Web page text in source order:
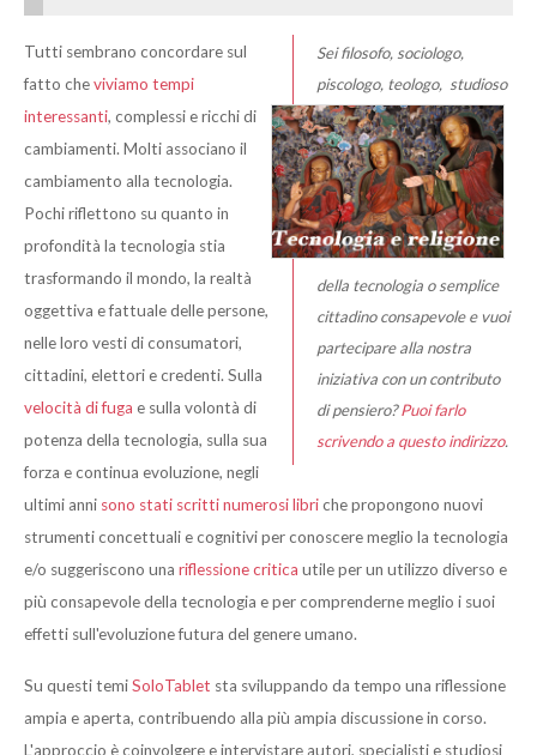
Sei filosofo, sociologo,
piscologo, teologo, studioso
della tecnologia osemplice
cittadino consapevole e vuoi
partecipare alla nostra
iniziativa con un contributo
di pensiero?Puoi farlo
scrivendo a questo indirizzo.
Tutti sembrano concordare sul
fatto cheviviamo tempi
interessanti, complessi e ricchi di
cambiamenti. Molti associano il
cambiamento alla tecnologia.
Pochi riflettono su quanto in
profondità la tecnologia stia
trasformando il mondo, la realtà
oggettiva e fattuale delle persone,
nelle loro vesti di consumatori,
cittadini, elettori e credenti. Sulla
velocità di fuga e sulla volontà di
potenza della tecnologia, sulla sua
forza e continua evoluzione, negli
ultimi anni sono stati scritti numerosi libriche propongono nuovi
strumenti concettuali e cognitivi per conoscere meglio la tecnologia
e/o suggeriscono una riflessione critica utile per un utilizzo diverso e
più consapevole della tecnologia e per comprenderne meglio i suoi
effetti sull'evoluzione futura del genere umano.
Su questi temiSoloTablet sta sviluppando da tempo una riflessione
ampia e aperta, contribuendo alla più ampia discussione in corso.
L'approccio è coinvolgere e intervistare autori, specialisti e studiosi